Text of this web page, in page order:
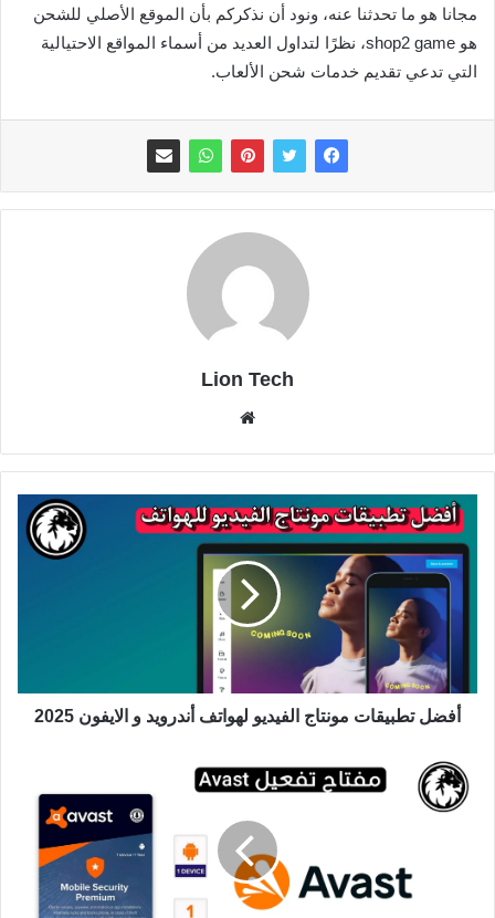
مجانا هو ما تحدثنا عنه، ونود أن نذكركم بأن الموقع الأصلي للشحن
هو shop2 game، نظرًا لتداول العديد من أسماء المواقع الاحتيالية
التي تدعي تقديم خدمات شحن الألعاب.
Lion Tech
أفضل تطبيقات مونتاج الفيديو لهواتف أندرويد و الايفون 2025